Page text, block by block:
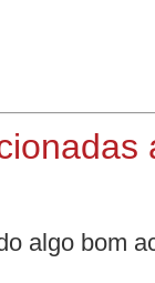
algo bom